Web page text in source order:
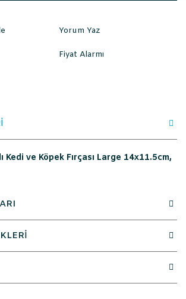
Yorum Yaz
Fiyat Alarmı
Kedi ve Köpek Fırçası Large 14x11.5cm,